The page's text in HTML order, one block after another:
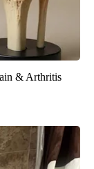
& Arthritis